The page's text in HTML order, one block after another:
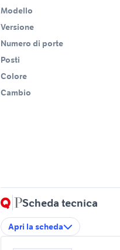
Modello
Versione
Numero di porte
Posti
Colore
Cambio
Scheda tecnica
Apri la scheda